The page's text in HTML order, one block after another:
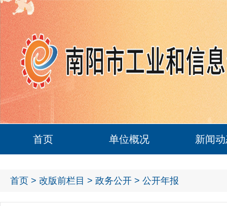
首页 单位概况 新闻
首页 > 改版前栏目 > 政务公开 > 公开年报